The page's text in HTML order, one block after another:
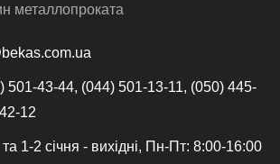
металлопроката
501-43-44, (044) 501-13-11, (050) 445-
12
та 1-2 січня - вихідні, Пн-Пт: 8:00-16:00